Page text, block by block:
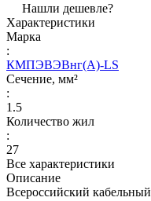
Нашли дешевле?
Характеристики
Марка
:
КМПЭВЭВнг(А)-LS
Сечение, мм²
:
1.5
Количество жил
:
27
Все характеристики
Описание
Всероссийский